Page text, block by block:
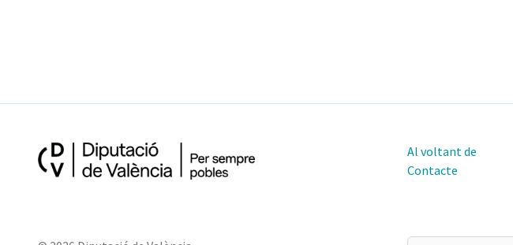
Al voltant de
Contacte